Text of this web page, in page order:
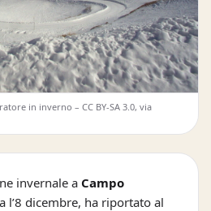
in inverno – CC BY-SA 3.0, via
invernale a Campo
l’8 dicembre, ha riportato al